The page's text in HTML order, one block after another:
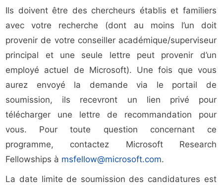
Ils doivent être des chercheurs établis et familiers
avec votre recherche (dont au moins l’un doit
provenir de votre conseiller académique/superviseur
principal et une seule lettre peut provenir d’un
employé actuel de Microsoft). Une fois que vous
aurez envoyé la demande via le portail de
soumission, ils recevront un lien privé pour
télécharger une lettre de recommandation pour
vous. Pour toute question concernant ce
programme, contactez Microsoft Research
Fellowships à msfellow@microsoft.com.
La date limite de soumission des candidatures est